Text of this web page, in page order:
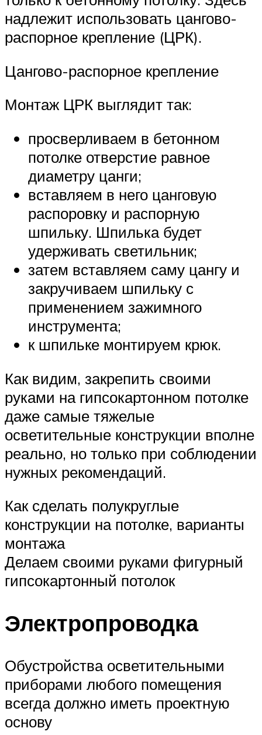
надлежит использовать цангово-
распорное крепление (ЦРК).
Цангово-распорное крепление
Монтаж ЦРК выглядит так:
просверливаем в бетонном
потолке отверстие равное
диаметру цанги;
вставляем в него цанговую
распоровку и распорную
шпильку. Шпилька будет
удерживать светильник;
затем вставляем саму цангу и
закручиваем шпильку с
применением зажимного
инструмента;
к шпильке монтируем крюк.
Как видим, закрепить своими
руками на гипсокартонном потолке
даже самые тяжелые
осветительные конструкции вполне
реально, но только при соблюдении
нужных рекомендаций.
Как сделать полукруглые
конструкции на потолке, варианты
монтажа
Делаем своими руками фигурный
гипсокартонный потолок
Электропроводка
Обустройства осветительными
приборами любого помещения
всегда должно иметь проектную
основу